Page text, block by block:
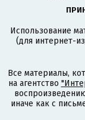
Использование
(для интернет-
Все материалы,
на агентство
иначе как с